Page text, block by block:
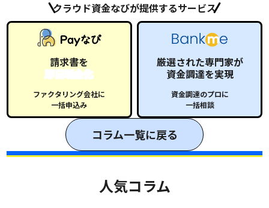
クラウド資金なびが提供するサービス
請求書を
即日現金化
ファクタリング会社に
一括申込み
厳選された専門家が
資金調達を実現
資金調達のプロに
一括相談
コラム一覧に戻る
人気コラム